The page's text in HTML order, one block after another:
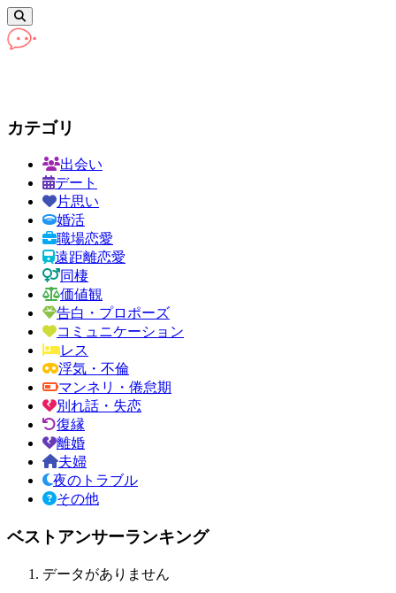
カテゴリ
出会い
デート
片思い
婚活
職場恋愛
遠距離恋愛
同棲
価値観
告白・プロポーズ
コミュニケーション
レス
浮気・不倫
マンネリ・倦怠期
別れ話・失恋
復縁
離婚
夫婦
夜のトラブル
その他
ベストアンサーランキング
データがありません